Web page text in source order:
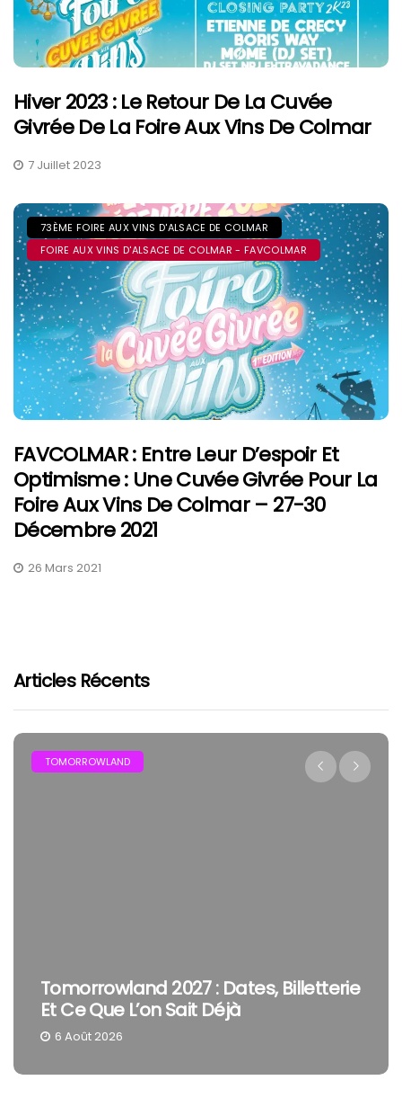
Hiver 2023 : Le Retour De La Cuvée
Givrée De La Foire Aux Vins De Colmar
7 Juillet 2023
73ÈME FOIRE AUX VINS D'ALSACE DE COLMAR
FOIRE AUX VINS D'ALSACE DE COLMAR - FAVCOLMAR
FAVCOLMAR : Entre Leur D’espoir Et
Optimisme : Une Cuvée Givrée Pour La
Foire Aux Vins De Colmar – 27-30
Décembre 2021
26 Mars 2021
Articles Récents
FESTIVAL
The Cure En Festival : Pourquoi Robert
Smith Reste Une Tête D’affiche À Part
4 Août 2026